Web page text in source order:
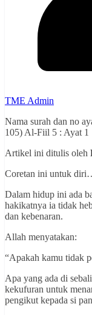
TME Admin
Nama surah dan no
105) Al-Fiil 5 : Ayat 1
Artikel ini ditulis oleh
Coretan ini untuk
Dalam hidup ini ada
hakikatnya ia tidak
dan kebenaran.
Allah menyatakan:
“Apakah kamu tidak
Apa yang ada di
kekufuran untuk
pengikut kepada si